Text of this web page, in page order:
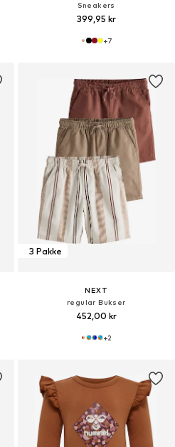
Sneakers
399,95 kr
+7
3 Pakke
NEXT
regular Bukser
452,00 kr
+2